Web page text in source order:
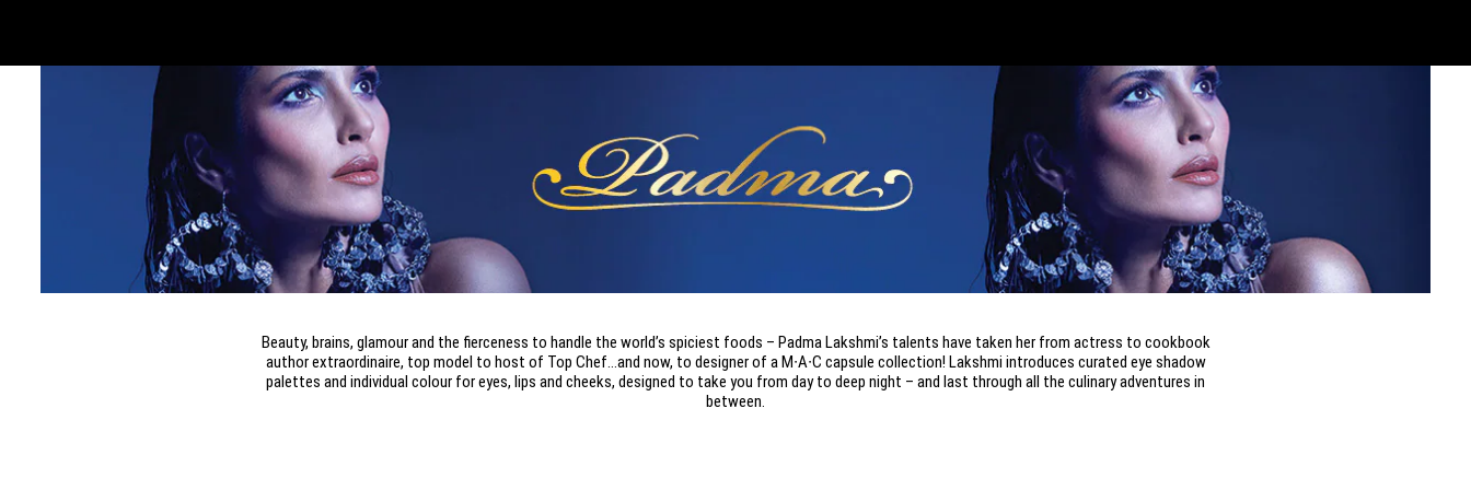
Beauty, brains, glamour and the fierceness to handle the world’s spiciest foods – Padma Lakshmi’s talents have taken her from actress to cookbook
author extraordinaire, top model to host of Top Chef…and now, to designer of a M∙A∙C capsule collection! Lakshmi introduces curated eye shadow
palettes and individual colour for eyes, lips and cheeks, designed to take you from day to deep night – and last through all the culinary adventures in
between.